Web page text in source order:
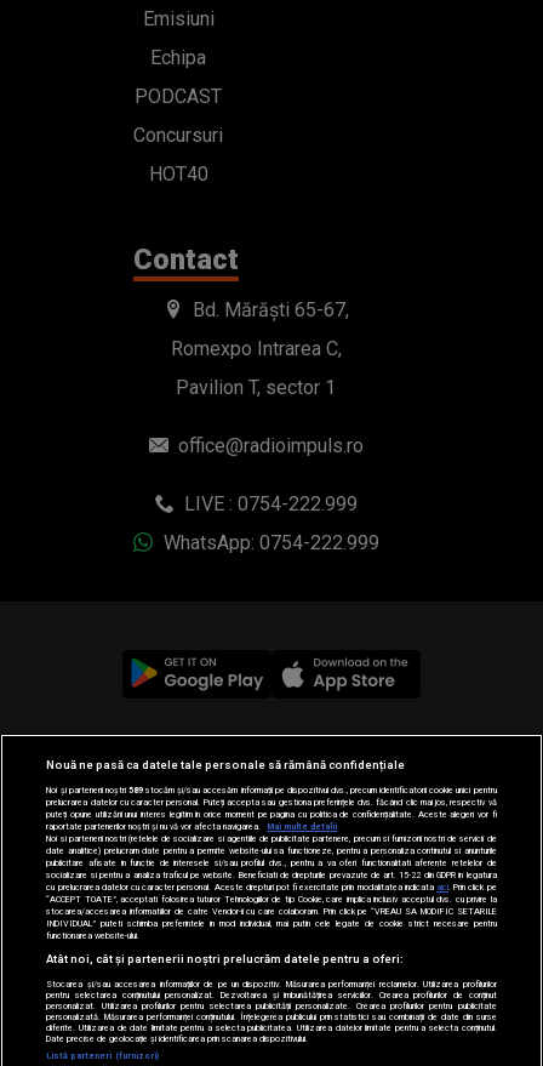
Emisiuni
Echipa
PODCAST
Concursuri
HOT40
Contact
Bd. Mărăști 65-67,
Romexpo Intrarea C,
Pavilion T, sector 1
office@radioimpuls.ro
LIVE : 0754-222.999
WhatsApp: 0754-222.999
© 2019-2026 DOGAN MEDIA INTERNATIONAL SA, Toate
drepturile rezervate.
Nouă ne pasă ca datele tale personale să rămână confidențiale
Noi și partenerii noștri589stocăm și/sau accesăm informații pe dispozitivul dvs., precum identificatorii cookie unici pentru
prelucrarea datelor cu caracter personal. Puteți accepta sau gestiona preferințele dvs. făcând clic mai jos, respectiv vă
puteți opune utilizării unui interes legitim în orice moment pe pagina cu politica de confidențialitate. Aceste alegeri vor fi
raportate partenerilor noștri și nu vă vor afecta navigarea.
Mai multe detalii
Noi si partenerii nostri (retelele de socializare si agentiile de publicitate partenere, precum si furnizorii nostri de servicii de
date analitice) prelucram date pentru a permite website-ului sa functioneze, pentru a personaliza continutul si anunturile
publicitare afisate in functie de interesele si/sau profilul dvs., pentru a va oferi functionalitati aferente retelelor de
socializare si pentru a analiza traficul pe website. Beneficiati de drepturile prevazute de art. 15-22 din GDPR in legatura
cu prelucrarea datelor cu caracter personal. Aceste drepturi pot fi exercitate prin modalitatea indicataaici . Prin click pe
“ACCEPT TOATE”, acceptati folosirea tuturor Tehnologiilor de tip Cookie, care implica inclusiv acceptul dvs. cu privire la
stocarea/accesarea informatiilor de catre Vendor-ii cu care colaboram. Prin click pe “VREAU SA MODIFIC SETARILE
INDIVIDUAL” puteti schimba preferintele in mod individual, mai putin cele legate de cookie strict necesare pentru
functionarea website-ului.
Atât noi, cât și partenerii noștri prelucrăm datele pentru a oferi:
Stocarea și/sau accesarea informațiilor de pe un dispozitiv. Măsurarea performanței reclamelor. Utilizarea profilurilor
pentru selectarea conținutului personalizat. Dezvoltarea și îmbunătățirea serviciilor. Crearea profilurilor de conținut
personalizat. Utilizarea profilurilor pentru selectarea publicității personalizate. Crearea profilurilor pentru publicitate
personalizată. Măsurarea performanței conținutului. Înțelegerea publicului prin statistici sau combinații de date din surse
diferite. Utilizarea de date limitate pentru a selecta publicitatea. Utilizarea datelor limitate pentru a selecta conținutul.
Date precise de geolocație și identificarea prin scanarea dispozitivului.
Listă parteneri (furnizori)